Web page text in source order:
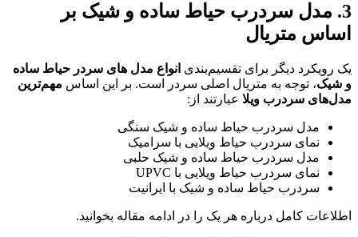
مدل سردرب حیاط ساده و شیک بر
متریال
دیگر برای تقسیم‌بندیانواع مدل های سردر حیاط ساده
، توجه به متریال اصلی سردر است. بر این اساسمهم‌ترین
سردرب ویلاعبارتند از:
مدل سردرب حیاط ساده و شیک سنگی
نمای سردرب حیاط ویلایی با سرامیک
مدل سردرب حیاط ساده و شیک حلبی
نمای سردرب حیاط ویلایی با UPVC
سردرب حیاط ساده و شیک با ایرانیت
کامل درباره هر یک را در ادامه مقاله بخوانید.